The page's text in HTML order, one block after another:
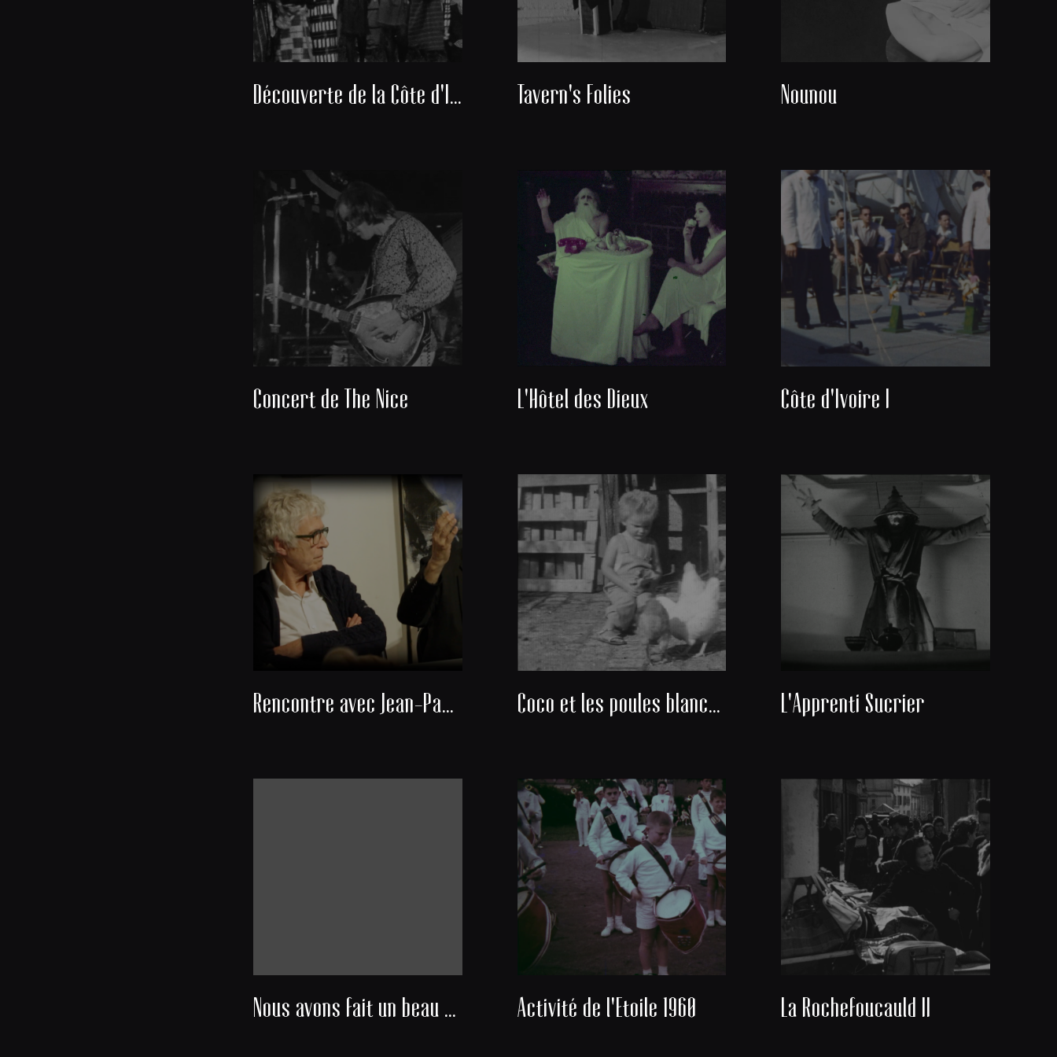
Découverte de la Côte d'Ivoire Tavern's Folies Nounou
Concert de The Nice L'Hôtel des Dieux Côte d'Ivoire I
Rencontre avec Jean-Paul Michel Coco et les poules blanches L'Apprenti Sucrier
Nous avons fait un beau voyage Activité de l'Etoile 1960 La Rochefoucauld II